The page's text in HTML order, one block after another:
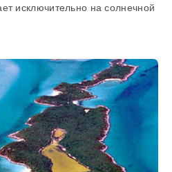
исключительно на солнечной